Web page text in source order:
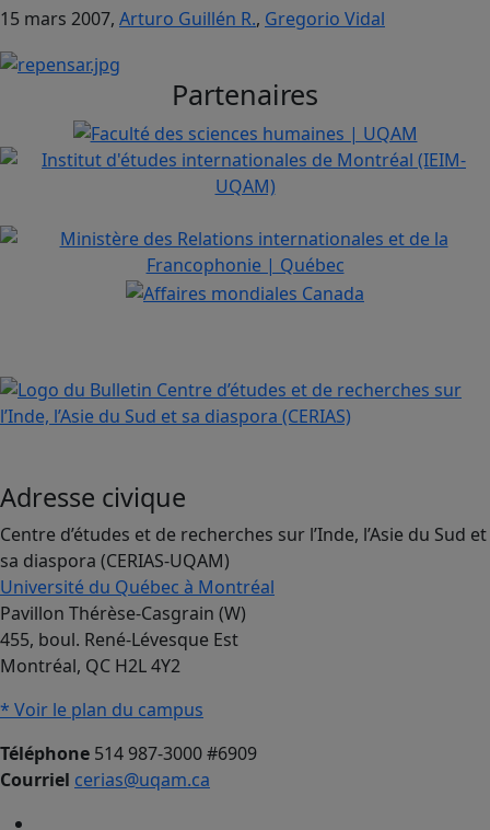
15 mars 2007, Arturo Guillén R., Gregorio Vidal
Partenaires
Adresse civique
Centre d’études et de recherches sur l’Inde, l’Asie du Sud et
sa diaspora (CERIAS-UQAM)
Université du Québec à Montréal
Pavillon Thérèse-Casgrain (W)
455, boul. René-Lévesque Est
Montréal, QC H2L 4Y2
* Voir le plan du campus
Téléphone 514 987-3000 #6909
Courriel cerias@uqam.ca